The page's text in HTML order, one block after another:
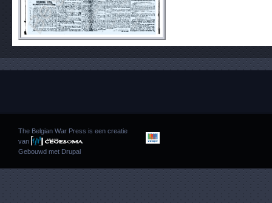
The Belgian War Press is een creatie
van
Gebouwd met Drupal